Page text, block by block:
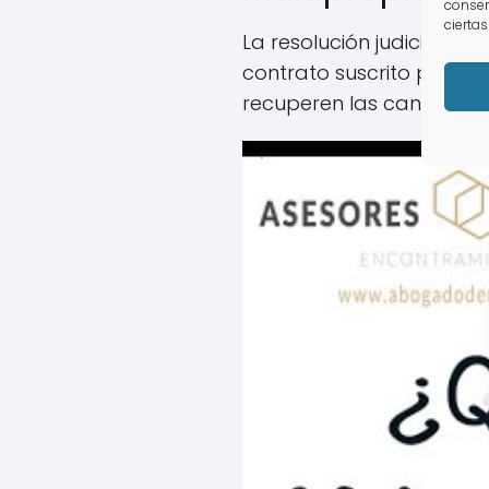
La resolución judicial
contrato suscrito
recuperen las